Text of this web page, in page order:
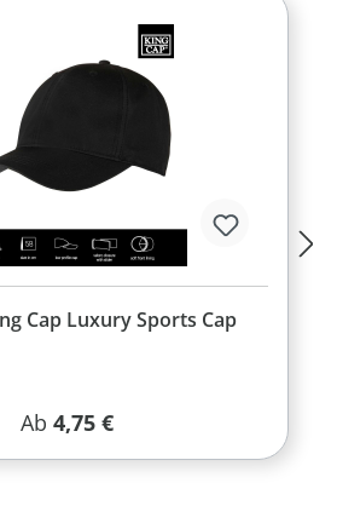
Cap Luxury Sports Cap
Regulärer Preis:
Ab 4,75 €